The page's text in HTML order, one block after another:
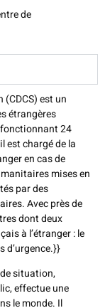
de
(CDCS) est un
étrangères
24
est chargé de la
en cas de
mises en
par des
Avec près de
dont deux
à l’étranger : le
d’urgence.}}
situation,
effectue une
le monde. Il